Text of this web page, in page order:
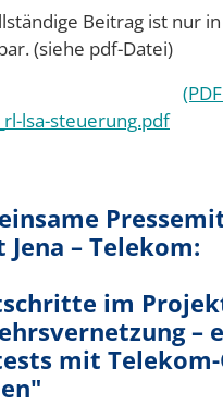
Beitrag ist nur in
(siehe pdf-Datei)
lsa-steuerung.pdf
Jena – Telekom:
im
–
mit